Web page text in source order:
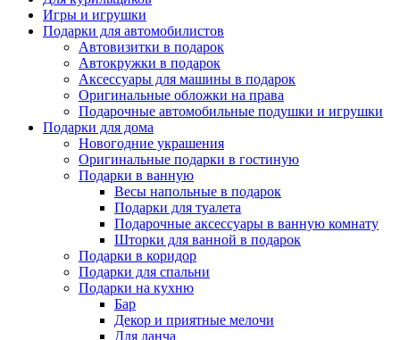
Игры и игрушки
Подарки для автомобилистов
Автовизитки в подарок
Автокружки в подарок
Аксессуары для машины в подарок
Оригинальные обложки на права
Подарочные автомобильные подушки и игрушки
Подарки для дома
Новогодние украшения
Оригинальные подарки в гостиную
Подарки в ванную
Весы напольные в подарок
Подарки для туалета
Подарочные аксессуары в ванную комнату
Шторки для ванной в подарок
Подарки в коридор
Подарки для спальни
Подарки на кухню
Бар
Декор и приятные мелочи
Для ланча